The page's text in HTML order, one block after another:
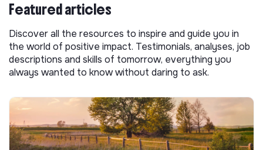
Featured articles
Discover all the resources to inspire and guide you in
the world of positive impact. Testimonials, analyses, job
descriptions and skills of tomorrow, everything you
always wanted to know without daring to ask.